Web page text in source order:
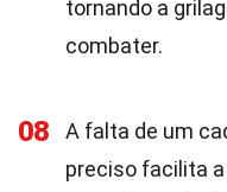
tornando a
combater.
08
A falta de um
preciso facilita